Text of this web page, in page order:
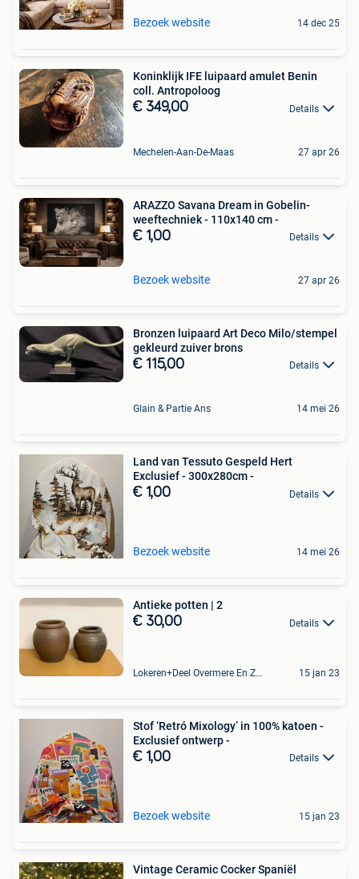
Bezoek website 14 dec 25
Koninklijk IFE luipaard amulet Benin
coll. Antropoloog
€ 349,00 Details
Mechelen-Aan-De-Maas 27 apr 26
ARAZZO Savana Dream in Gobelin-
weeftechniek - 110x140 cm -
€ 1,00 Details
Bezoek website 27 apr 26
Bronzen luipaard Art Deco Milo/stempel
gekleurd zuiver brons
€ 115,00 Details
Glain & Partie Ans 14 mei 26
Land van Tessuto Gespeld Hert
Exclusief - 300x280cm -
€ 1,00 Details
Bezoek website 14 mei 26
Antieke potten | 2
€ 30,00 Details
Lokeren+Deel Overmere En Zele 15 jan 23
Stof ‘Retró Mixology’ in 100% katoen -
Exclusief ontwerp -
€ 1,00 Details
Bezoek website 15 jan 23
Vintage Ceramic Cocker Spaniël